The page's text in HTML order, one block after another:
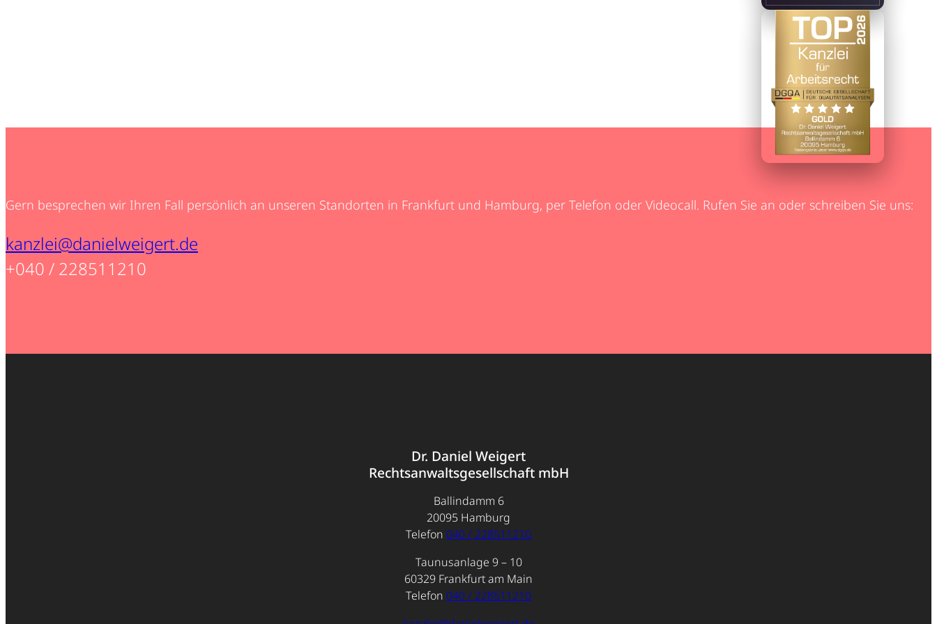
Gern besprechen wir Ihren Fall persönlich an unseren Standorten in Frankfurt und Hamburg, per Telefon oder Videocall. Rufen Sie an oder schreiben Sie uns:
kanzlei@danielweigert.de
+040 / 228511210
Dr. Daniel Weigert
Rechtsanwaltsgesellschaft mbH
Ballindamm 6
20095 Hamburg
Telefon 040 / 228511210
Taunusanlage 9 – 10
60329 Frankfurt am Main
Telefon 040 / 228511210